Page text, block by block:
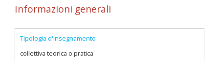
Informazioni generali
Tipologia d'insegnamento
collettiva teorica o pratica